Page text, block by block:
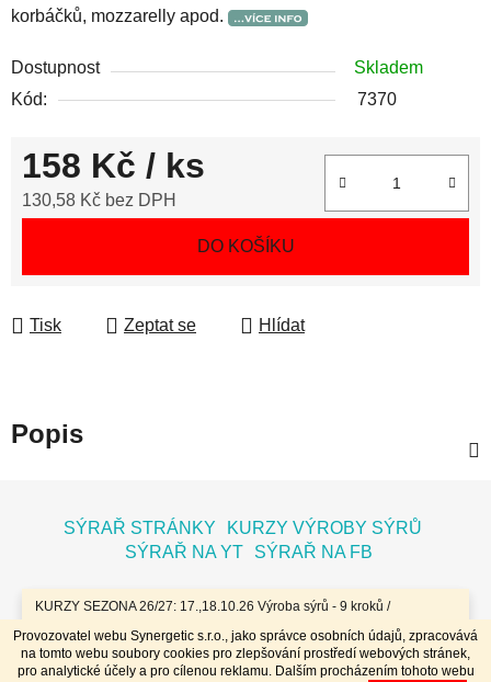
Provozovatel webu Synergetic s.r.o., jako správce osobních údajů, zpracovává
na tomto webu soubory cookies pro zlepšování prostředí webových stránek,
pro analytické účely a pro cílenou reklamu. Dalším procházením tohoto webu
KURZY SEZONA 26/27: 17.,18.10.26 Výroba sýrů - 9 kroků /
7.11.26 Bochníky - tvrdé zrající sýry / 8.11.26 Jogurty, Zákysy, Kefír
a Tvaroh + Hnětené a Tažené sýry/ 23.,24.1.27 Sýry doma /
20.,21.3.27 Výroba sýrů - 9 kroků / 10.4.27 Plísňáky - zrající sýry s
korbáčků, mozzarelly apod.
Dostupnost
Skladem
Kód:
7370
158 Kč / ks
130,58 Kč bez DPH
DO KOŠÍKU
Tisk Zeptat se Hlídat
Popis
SÝRAŘ STRÁNKY
KURZY VÝROBY SÝRŮ
SÝRAŘ NA YT
SÝRAŘ NA FB
Vytvořil Shoptet